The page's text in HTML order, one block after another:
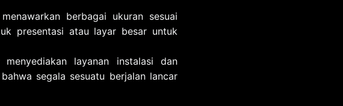
berbagai ukuran sesuai
presentasi atau layar besar untuk
layanan instalasi dan
segala sesuatu berjalan lancar